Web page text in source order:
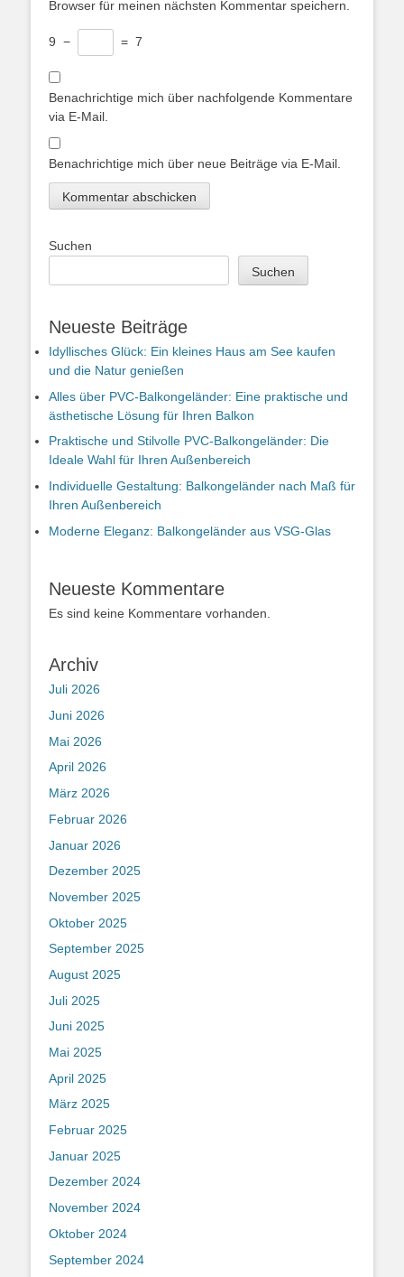
Browser für meinen nächsten Kommentar speichern.
9 − = 7
Benachrichtige mich über nachfolgende Kommentare
via E-Mail.
Benachrichtige mich über neue Beiträge via E-Mail.
Suchen
Suchen
Neueste Beiträge
Idyllisches Glück: Ein kleines Haus am See kaufen
und die Natur genießen
Alles über PVC-Balkongeländer: Eine praktische und
ästhetische Lösung für Ihren Balkon
Praktische und Stilvolle PVC-Balkongeländer: Die
Ideale Wahl für Ihren Außenbereich
Individuelle Gestaltung: Balkongeländer nach Maß für
Ihren Außenbereich
Moderne Eleganz: Balkongeländer aus VSG-Glas
Neueste Kommentare
Es sind keine Kommentare vorhanden.
Archiv
Juli 2026
Juni 2026
Mai 2026
April 2026
März 2026
Februar 2026
Januar 2026
Dezember 2025
November 2025
Oktober 2025
September 2025
August 2025
Juli 2025
Juni 2025
Mai 2025
April 2025
März 2025
Februar 2025
Januar 2025
Dezember 2024
November 2024
Oktober 2024
September 2024